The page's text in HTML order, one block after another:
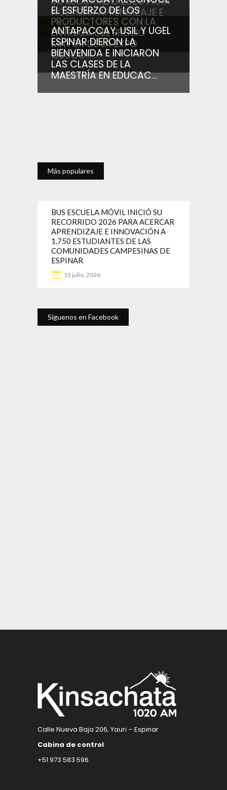
Noticias relacionadas
ACERCAR APRENDIZAJE E
INNOVACIÓN A 1,750
ESTUDIANTES...
EL ESFUERZO DE LOS
PRODUCTORES CON LA
ENTREGA DEL PREMIO
MAYOR DE LA EXPO
CUSCO...
ANTAPACCAY, USIL Y UGEL
ESPINAR DIERON LA
BIENVENIDA E INICIARON
LAS CLASES DE LA
MAESTRÍA EN EDUCAC...
Más populares
BUS ESCUELA MÓVIL INICIÓ SU
RECORRIDO 2026 PARA ACERCAR
APRENDIZAJE E INNOVACIÓN A
1,750 ESTUDIANTES DE LAS
COMUNIDADES CAMPESINAS DE
ESPINAR
15 julio, 2026
Síguenos en Facebook
Calle Nueva Baja 206, Yauri – Espinar
Cabina de control
+51 973 583 596